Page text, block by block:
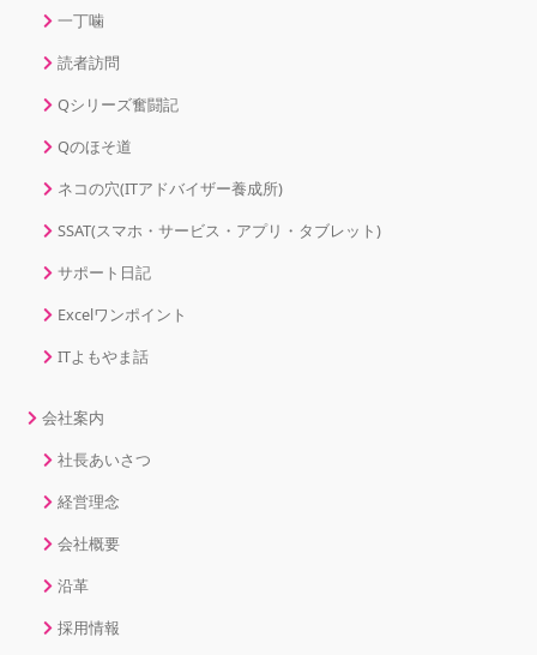
一丁噛
読者訪問
Qシリーズ奮闘記
Qのほそ道
ネコの穴(ITアドバイザー養成所)
SSAT(スマホ・サービス・アプリ・タブレット)
サポート日記
Excelワンポイント
ITよもやま話
会社案内
社長あいさつ
経営理念
会社概要
沿革
採用情報